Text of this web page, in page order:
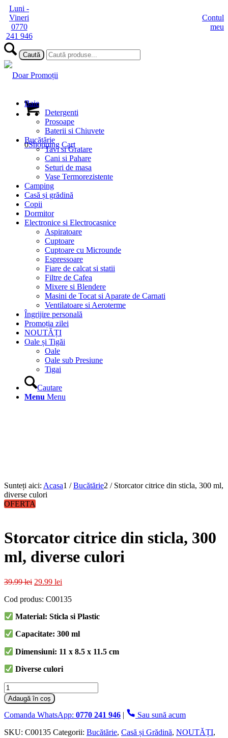
Luni -
Vineri
0770
241 946
Contul
meu
0Shopping Cart
Baie
Detergenti
Prosoape
Baterii si Chiuvete
Bucătărie
Tavi si Gratare
Cani si Pahare
Seturi de masa
Vase Termorezistente
Camping
Casă și grădină
Copii
Dormitor
Electronice si Electrocasnice
Aspiratoare
Cuptoare
Cuptoare cu Microunde
Espressoare
Fiare de calcat si statii
Filtre de Cafea
Mixere si Blendere
Masini de Tocat si Aparate de Carnati
Ventilatoare si Aeroterme
Îngrijire personală
Promoția zilei
NOUTĂȚI
Oale și Tigăi
Oale
Oale sub Presiune
Tigai
Cautare
Menu Menu
Sunteți aici: Acasa1 / Bucătărie2 / Storcator citrice din sticla, 300 ml,
diverse culori
OFERTA
Storcator citrice din sticla, 300
ml, diverse culori
39.99lei Prețul
a
39.99 lei.
29.99 lei
este:
Cod produs: C00135
Material: Sticla si Plastic
Capacitate: 300 ml
Dimensiuni: 11 x 8.5 x 11.5 cm
Diverse culori
Cantitate
Storcator
citrice
din
300
Adaugă în coș
Comanda WhatsApp: 0770 241 946 |
Sau sună acum
SKU: C00135 Categorii: Bucătărie, Casă și Grădină, NOUTĂȚI,